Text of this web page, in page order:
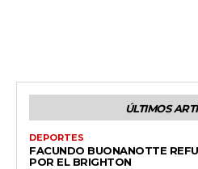
ÚLTIMOS
DEPORTES
FACUNDO BUONANOTTE
POR EL BRIGHTON